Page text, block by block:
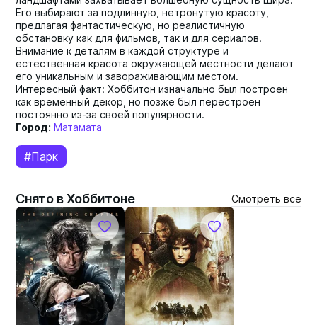
Его выбирают за подлинную, нетронутую красоту,
предлагая фантастическую, но реалистичную
обстановку как для фильмов, так и для сериалов.
Внимание к деталям в каждой структуре и
естественная красота окружающей местности делают
его уникальным и завораживающим местом.
Интересный факт: Хоббитон изначально был построен
как временный декор, но позже был перестроен
постоянно из-за своей популярности.
Город: Матамата
#Парк
Снято в Хоббитоне Смотреть все